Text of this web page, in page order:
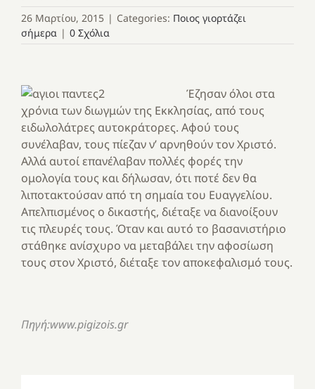
26 Μαρτίου, 2015 | Categories: Ποιος γιορτάζει
σήμερα | 0 Σχόλια
Έζησαν όλοι στα
χρόνια των διωγμών της Εκκλησίας, από τους
ειδωλολάτρες αυτοκράτορες. Αφού τους
συνέλαβαν, τους πίεζαν ν’ αρνηθούν τον Χριστό.
Αλλά αυτοί επανέλαβαν πολλές φορές την
ομολογία τους και δήλωσαν, ότι ποτέ δεν θα
λιποτακτούσαν από τη σημαία του Ευαγγελίου.
Απελπισμένος ο δικαστής, διέταξε να διανοίξουν
τις πλευρές τους. Όταν και αυτό το βασανιστήριο
στάθηκε ανίσχυρο να μεταβάλει την αφοσίωση
τους στον Χριστό, διέταξε τον αποκεφαλισμό τους.
Πηγή:www.pigizois.gr